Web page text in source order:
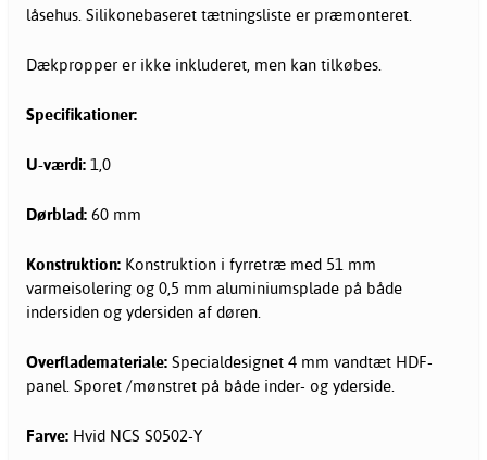
låsehus. Silikonebaseret tætningsliste er præmonteret.
Dækpropper er ikke inkluderet, men kan tilkøbes.
Specifikationer:
U-værdi: 1,0
Dørblad: 60 mm
Konstruktion: Konstruktion i fyrretræ med 51 mm
varmeisolering og 0,5 mm aluminiumsplade på både
indersiden og ydersiden af døren.
Overflademateriale: Specialdesignet 4 mm vandtæt HDF-
panel. Sporet /mønstret på både inder- og yderside.
Farve: Hvid NCS S0502-Y